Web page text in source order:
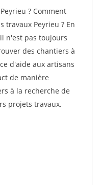
? Comment
travaux Peyrieu ? En
n'est pas toujours
des chantiers à
d'aide aux artisans
de manière
à la recherche de
projets travaux.